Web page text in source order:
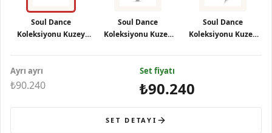
Soul Dance
Koleksiyonu Kuzey
Küpe
Soul Dance
Koleksiyonu Kuzey
Gümüş Kolye
Soul Dance
Koleksiyonu Kuzey
Gümüş Yüzük
Ayrı ayrı
₺90.240
Set fiyatı
₺90.240
SET DETAYI